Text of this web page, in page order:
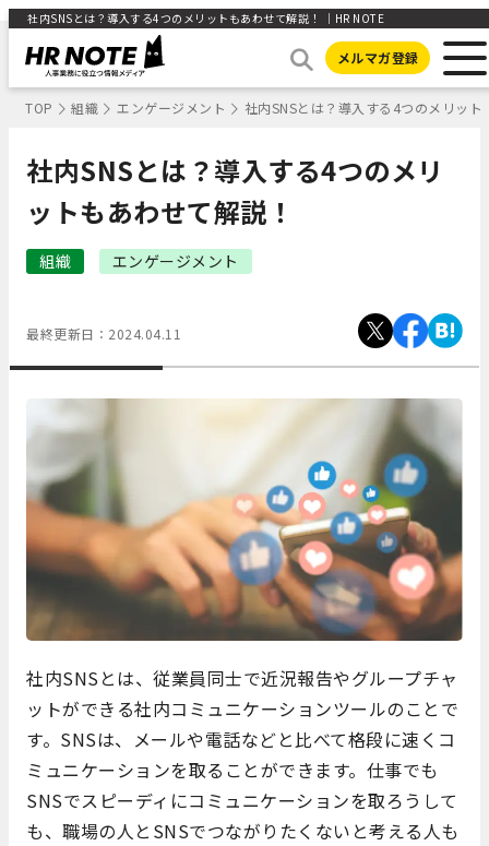
社内SNSとは？導入する4つのメリットもあわせて解説！ ｜HR NOTE
メルマガ登録
TOP 組織 エンゲージメント 社内SNSとは？導入する4つのメリッ
社内SNSとは？導入する4つのメリ
ットもあわせて解説！
組織 エンゲージメント
最終更新日： 2024.04.11
社内SNSとは、従業員同士で近況報告やグループチャ
ットができる社内コミュニケーションツールのことで
す。SNSは、メールや電話などと比べて格段に速くコ
ミュニケーションを取ることができます。仕事でも
SNSでスピーディにコミュニケーションを取ろうして
も、職場の人とSNSでつながりたくないと考える人も